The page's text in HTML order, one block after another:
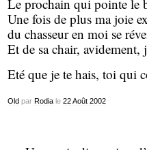
Le prochain qui pointe le
Une fois de plus ma joie
du chasseur en moi se
Et de sa chair,
Eté que je te hais, toi qui
Old par Rodiale 22 Août 2002